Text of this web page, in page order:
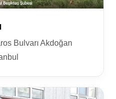
Bulvarı Akdoğan